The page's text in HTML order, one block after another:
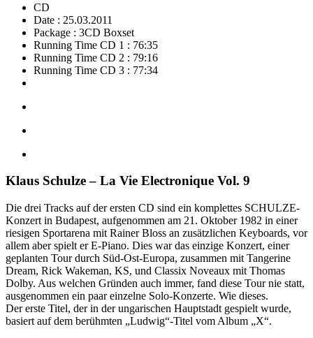
CD
Date : 25.03.2011
Package : 3CD Boxset
Running Time CD 1 : 76:35
Running Time CD 2 : 79:16
Running Time CD 3 : 77:34
Klaus Schulze – La Vie Electronique Vol. 9
Die drei Tracks auf der ersten CD sind ein komplettes SCHULZE-
Konzert in Budapest, aufgenommen am 21. Oktober 1982 in einer
riesigen Sportarena mit Rainer Bloss an zusätzlichen Keyboards, vor
allem aber spielt er E-Piano. Dies war das einzige Konzert, einer
geplanten Tour durch Süd-Ost-Europa, zusammen mit Tangerine
Dream, Rick Wakeman, KS, und Classix Noveaux mit Thomas
Dolby. Aus welchen Gründen auch immer, fand diese Tour nie statt,
ausgenommen ein paar einzelne Solo-Konzerte. Wie dieses.
Der erste Titel, der in der ungarischen Hauptstadt gespielt wurde,
basiert auf dem berühmten „Ludwig“-Titel vom Album „X“.